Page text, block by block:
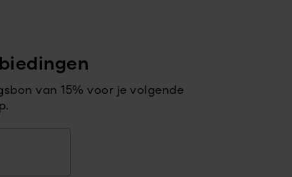
van 15% voor je volgende